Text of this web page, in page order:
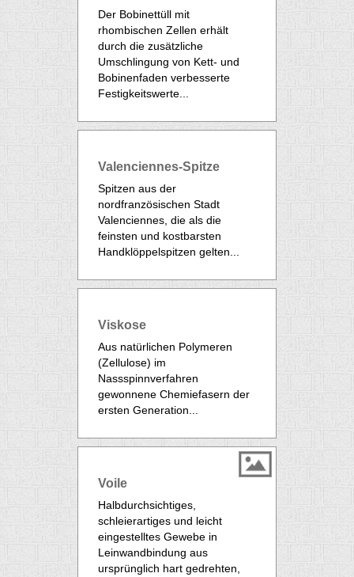
Der Bobinettüll mit
rhombischen Zellen erhält
durch die zusätzliche
Umschlingung von Kett- und
Bobinenfaden verbesserte
Festigkeitswerte...
Valenciennes-Spitze
Spitzen aus der
nordfranzösischen Stadt
Valenciennes, die als die
feinsten und kostbarsten
Handklöppelspitzen gelten...
Viskose
Aus natürlichen Polymeren
(Zellulose) im
Nassspinnverfahren
gewonnene Chemiefasern der
ersten Generation...
Voile
Halbdurchsichtiges,
schleierartiges und leicht
eingestelltes Gewebe in
Leinwandbindung aus
ursprünglich hart gedrehten,